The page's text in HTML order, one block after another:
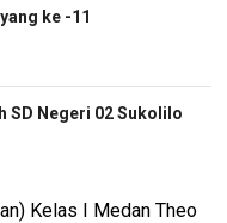
ke -11
SD Negeri 02 Sukolilo
Kelas I Medan Theo